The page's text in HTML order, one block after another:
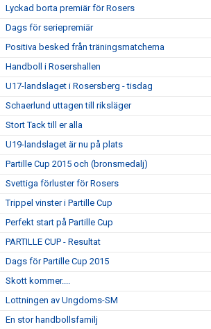
Lyckad borta premiär för Rosers
Dags för seriepremiär
Positiva besked från träningsmatcherna
Handboll i Rosershallen
U17-landslaget i Rosersberg - tisdag
Schaerlund uttagen till riksläger
Stort Tack till er alla
U19-landslaget är nu på plats
Partille Cup 2015 och (bronsmedalj)
Svettiga förluster för Rosers
Trippel vinster i Partille Cup
Perfekt start på Partille Cup
PARTILLE CUP - Resultat
Dags för Partille Cup 2015
Skott kommer....
Lottningen av Ungdoms-SM
En stor handbollsfamilj